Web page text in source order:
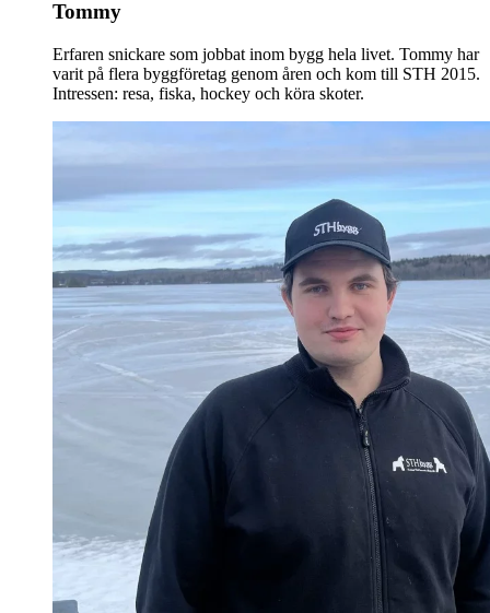
Tommy
Erfaren snickare som jobbat inom bygg hela livet. Tommy har
varit på flera byggföretag genom åren och kom till STH 2015.
Intressen: resa, fiska, hockey och köra skoter.